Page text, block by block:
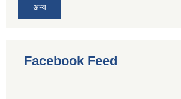
अन्य
Facebook Feed